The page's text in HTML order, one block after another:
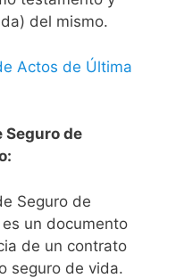
del mismo.
Actos de Última
de
Seguro de
un documento
de un contrato
seguro de vida.